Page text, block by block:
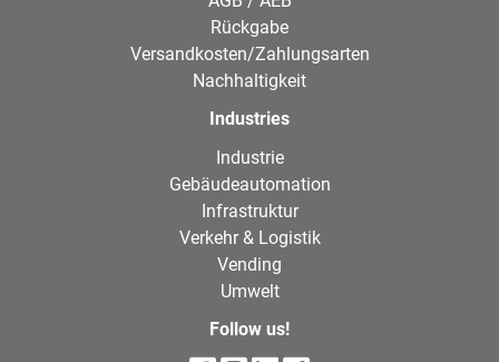
Rückgabe
Versandkosten/Zahlungsarten
Nachhaltigkeit
Industries
Industrie
Gebäudeautomation
Infrastruktur
Verkehr & Logistik
Vending
Umwelt
Follow us!